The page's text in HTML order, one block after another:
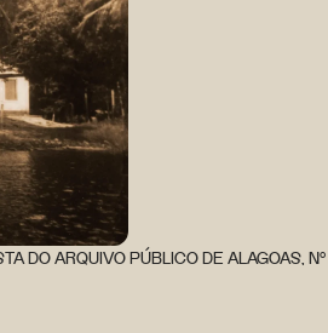
DO ARQUIVO PÚBLICO DE ALAGOAS, Nº